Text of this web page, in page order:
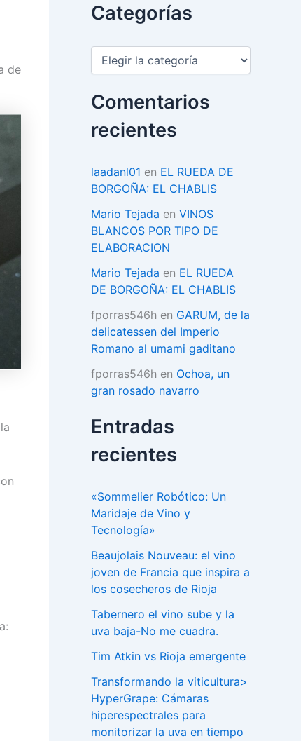
de
Categorías
C
e
g
r
s
Comentarios
recientes
laadanl01 en EL RUEDA DE
BORGOÑA: EL CHABLIS
Mario Tejada en VINOS
BLANCOS POR TIPO DE
ELABORACION
Mario Tejada en EL RUEDA
DE BORGOÑA: EL CHABLIS
fporras546h en GARUM, de la
delicatessen del Imperio
Romano al umami gaditano
fporras546h en Ochoa, un
gran rosado navarro
Entradas
recientes
«Sommelier Robótico: Un
Maridaje de Vino y
Tecnología»
Beaujolais Nouveau: el vino
joven de Francia que inspira a
los cosecheros de Rioja
Tabernero el vino sube y la
uva baja-No me cuadra.
Tim Atkin vs Rioja emergente
Transformando la viticultura>
HyperGrape: Cámaras
hiperespectrales para
monitorizar la uva en tiempo